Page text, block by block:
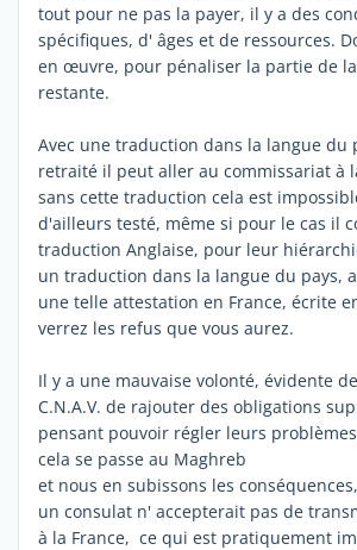
tout pour ne pas la payer, il y a des
spécifiques, d' âges et de ressources.
en œuvre, pour pénaliser la partie de
restante.
Avec une traduction dans la langue du
retraité il peut aller au commissariat à
sans cette traduction cela est
d'ailleurs testé, même si pour le cas il
traduction Anglaise, pour leur
un traduction dans la langue du pays,
une telle attestation en France, écrite
verrez les refus que vous aurez.
Il y a une mauvaise volonté, évidente
C.N.A.V. de rajouter des obligations
pensant pouvoir régler leurs
cela se passe au Maghreb
et nous en subissons les
un consulat n' accepterait pas de
à la France, ce qui est pratiquement